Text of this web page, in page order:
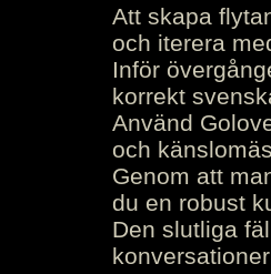
Att skapa
och iterera
Inför
korrekt
Använd
och
Genom att
du en robust
Den slutliga